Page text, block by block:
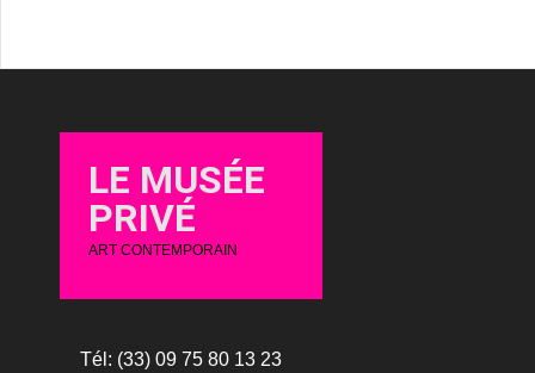
LE MUSÉE
PRIVÉ
ART CONTEMPORAIN
Tél: (33) 09 75 80 13 23